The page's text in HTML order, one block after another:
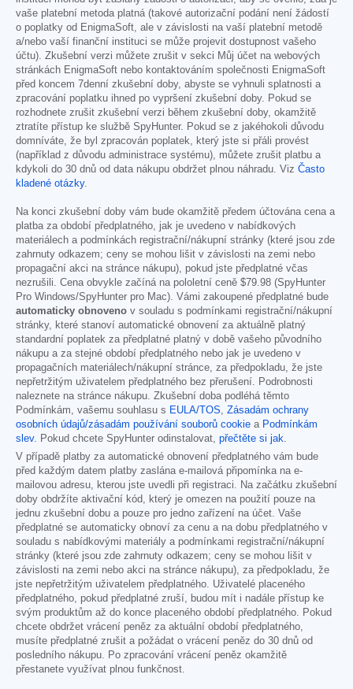
vaše platební metoda platná (takové autorizační podání není žádostí
o poplatky od EnigmaSoft, ale v závislosti na vaší platební metodě
a/nebo vaší finanční instituci se může projevit dostupnost vašeho
účtu). Zkušební verzi můžete zrušit v sekci Můj účet na webových
stránkách EnigmaSoft nebo kontaktováním společnosti EnigmaSoft
před koncem 7denní zkušební doby, abyste se vyhnuli splatnosti a
zpracování poplatku ihned po vypršení zkušební doby. Pokud se
rozhodnete zrušit zkušební verzi během zkušební doby, okamžitě
ztratíte přístup ke službě SpyHunter. Pokud se z jakéhokoli důvodu
domníváte, že byl zpracován poplatek, který jste si přáli provést
(například z důvodu administrace systému), můžete zrušit platbu a
kdykoli do 30 dnů od data nákupu obdržet plnou náhradu. Viz Často
kladené otázky.
Na konci zkušební doby vám bude okamžitě předem účtována cena a
platba za období předplatného, jak je uvedeno v nabídkových
materiálech a podmínkách registrační/nákupní stránky (které jsou zde
zahrnuty odkazem; ceny se mohou lišit v závislosti na zemi nebo
propagační akci na stránce nákupu), pokud jste předplatné včas
nezrušili. Cena obvykle začíná na pololetní ceně $79.98 (SpyHunter
Pro Windows/SpyHunter pro Mac). Vámi zakoupené předplatné bude
automaticky obnoveno v souladu s podmínkami registrační/nákupní
stránky, které stanoví automatické obnovení za aktuálně platný
standardní poplatek za předplatné platný v době vašeho původního
nákupu a za stejné období předplatného nebo jak je uvedeno v
propagačních materiálech/nákupní stránce, za předpokladu, že jste
nepřetržitým uživatelem předplatného bez přerušení. Podrobnosti
naleznete na stránce nákupu. Zkušební doba podléhá těmto
Podmínkám, vašemu souhlasu s EULA/TOS
Zásadám ochrany
osobních údajů/zásadám používání souborů cookie a Podmínkám
slev. Pokud chcete SpyHunter odinstalovat, přečtěte si jak
V případě platby za automatické obnovení předplatného vám bude
před každým datem platby zaslána e-mailová připomínka na e-
mailovou adresu, kterou jste uvedli při registraci. Na začátku zkušební
doby obdržíte aktivační kód, který je omezen na použití pouze na
jednu zkušební dobu a pouze pro jedno zařízení na účet. Vaše
předplatné se automaticky obnoví za cenu a na dobu předplatného v
souladu s nabídkovými materiály a podmínkami registrační/nákupní
stránky (které jsou zde zahrnuty odkazem; ceny se mohou lišit v
závislosti na zemi nebo akci na stránce nákupu), za předpokladu, že
jste nepřetržitým uživatelem předplatného. Uživatelé placeného
předplatného, pokud předplatné zruší, budou mít i nadále přístup ke
svým produktům až do konce placeného období předplatného. Pokud
chcete obdržet vrácení peněz za aktuální období předplatného,
musíte předplatné zrušit a požádat o vrácení peněz do 30 dnů od
posledního nákupu. Po zpracování vrácení peněz okamžitě
přestanete využívat plnou funkčnost.